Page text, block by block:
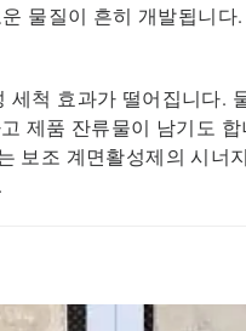
물질이 흔히 개발됩니다.
척 효과가 떨어집니다.
제품 잔류물이 남기도
보조 계면활성제의 시너